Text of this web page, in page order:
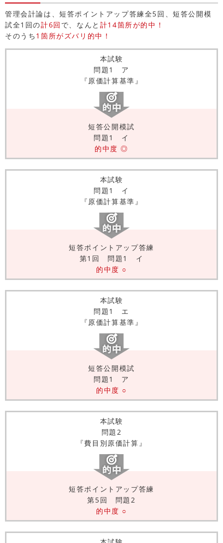
管理会計論は、短答ポイントアップ答練全5回、短答公開模
試全1回の計6回 で、なんと 計14箇所が的中！
そのうち1箇所がズバリ的中！
本試験
問題1 ア
『原価計算基準』
短答公開模試
問題1 イ
的中度 ◎
本試験
問題1 イ
『原価計算基準』
短答ポイントアップ答練
第1回 問題1 イ
的中度 ○
本試験
問題1 エ
『原価計算基準』
短答公開模試
問題1 ア
的中度 ○
本試験
問題2
『費目別原価計算』
短答ポイントアップ答練
第5回 問題2
的中度 ○